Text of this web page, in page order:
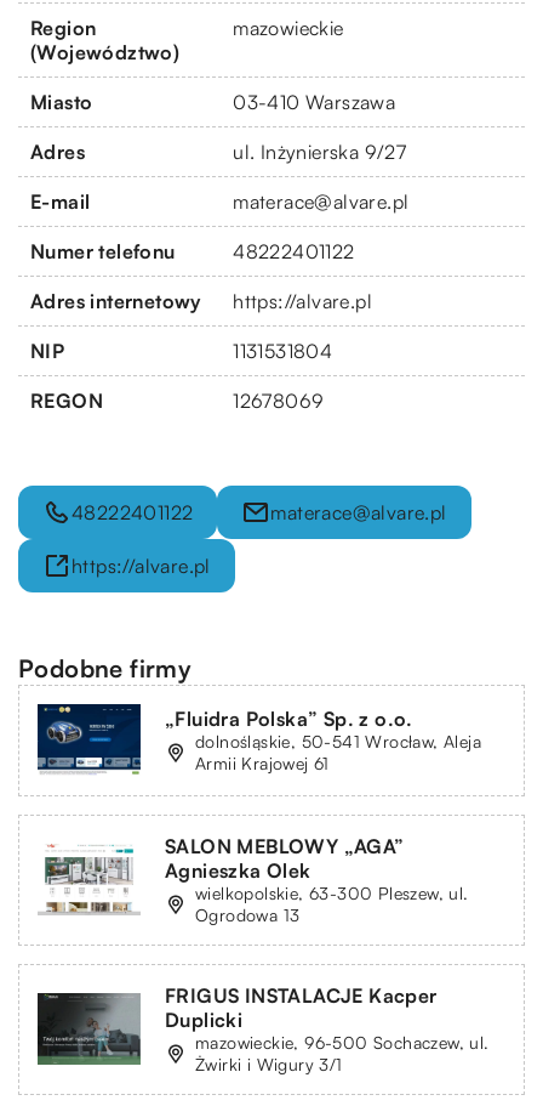
Region
(Województwo)
mazowieckie
Miasto 03-410 Warszawa
Adres ul. Inżynierska 9/27
E-mail materace@alvare.pl
Numer telefonu 48222401122
Adres internetowy https://alvare.pl
NIP 1131531804
REGON 12678069
48222401122 materace@alvare.pl
https://alvare.pl
Podobne firmy
„Fluidra Polska” Sp. z o.o.
dolnośląskie, 50-541 Wrocław, Aleja
Armii Krajowej 61
SALON MEBLOWY „AGA”
Agnieszka Olek
wielkopolskie, 63-300 Pleszew, ul.
Ogrodowa 13
FRIGUS INSTALACJE Kacper
Duplicki
mazowieckie, 96-500 Sochaczew, ul.
Żwirki i Wigury 3/1